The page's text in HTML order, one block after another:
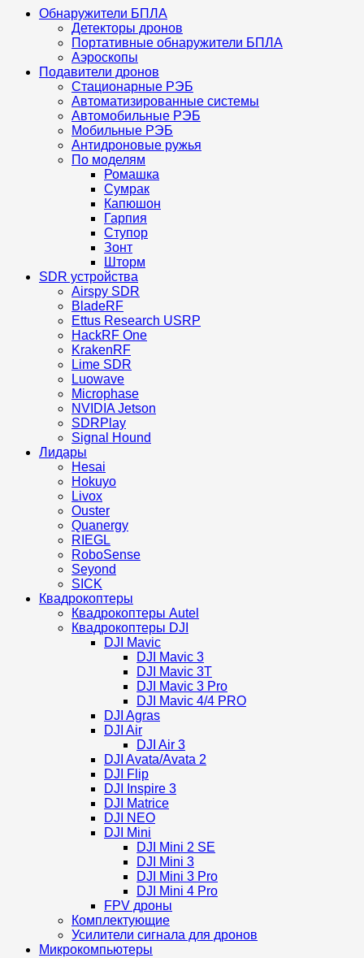
(8Gb
RAM,
128Gb
SSD)
Обнаружители БПЛА
Детекторы дронов
Портативные обнаружители БПЛА
Аэроскопы
Подавители дронов
Стационарные РЭБ
Автоматизированные системы
Автомобильные РЭБ
Мобильные РЭБ
Антидроновые ружья
По моделям
Ромашка
Сумрак
Капюшон
Гарпия
Ступор
Зонт
Шторм
SDR устройства
Airspy SDR
BladeRF
Ettus Research USRP
HackRF One
KrakenRF
Lime SDR
Luowave
Microphase
NVIDIA Jetson
SDRPlay
Signal Hound
Лидары
Hesai
Hokuyo
Livox
Ouster
Quanergy
RIEGL
RoboSense
Seyond
SICK
Квадрокоптеры
Квадрокоптеры Autel
Квадрокоптеры DJI
DJI Mavic
DJI Mavic 3
DJI Mavic 3T
DJI Mavic 3 Pro
DJI Mavic 4/4 PRO
DJI Agras
DJI Air
DJI Air 3
DJI Avata/Avata 2
DJI Flip
DJI Inspire 3
DJI Matrice
DJI NEO
DJI Mini
DJI Mini 2 SE
DJI Mini 3
DJI Mini 3 Pro
DJI Mini 4 Pro
FPV дроны
Комплектующие
Усилители сигнала для дронов
Микрокомпьютеры